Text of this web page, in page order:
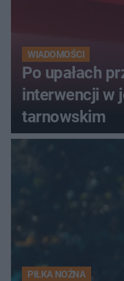
WIADOMOŚCI
Po upałach
interwencji w
tarnowskim
PIŁKA NOŻNA